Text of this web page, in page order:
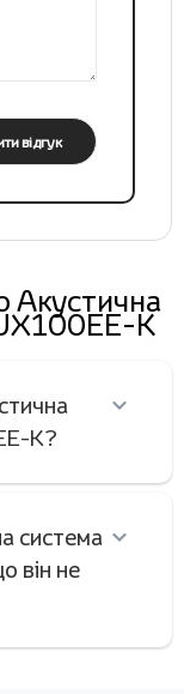
відгук
Акустична
K
K?
система
він не